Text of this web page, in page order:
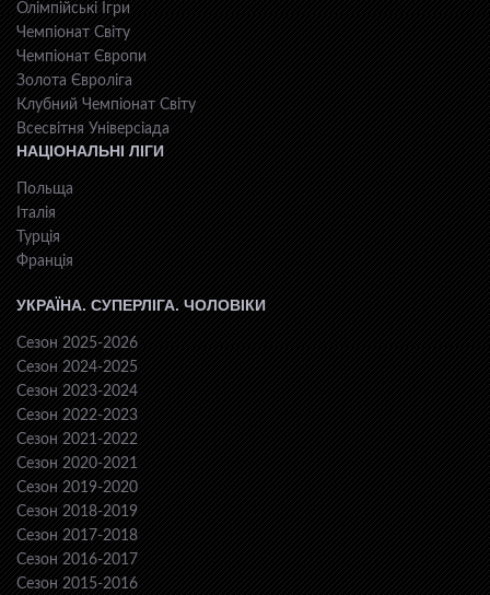
Олімпійські Ігри
Чемпіонат Світу
Чемпіонат Європи
Золота Євроліга
Клубний Чемпіонат Світу
Всесвiтня Унiверсiaда
НАЦІОНАЛЬНІ ЛІГИ
Польща
Італія
Турція
Франція
УКРАЇНА. СУПЕРЛІГА. ЧОЛОВІКИ
Сезон 2025-2026
Сезон 2024-2025
Сезон 2023-2024
Сезон 2022-2023
Сезон 2021-2022
Сезон 2020-2021
Сезон 2019-2020
Сезон 2018-2019
Сезон 2017-2018
Сезон 2016-2017
Сезон 2015-2016